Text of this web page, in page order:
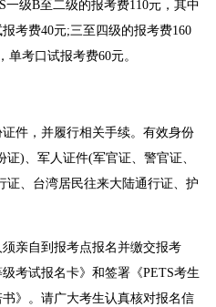
一级B至二级的报考费110元，其中
考费40元;三至四级的报考费160
单考口试报考费60元。
件，并履行相关手续。有效身份
)、军人证件(军官证、警官证、
证、台湾居民往来大陆通行证、护
亲自到报考点报名并缴交报考
考试报名卡》和签署《PETS考生
》。请广大考生认真核对报名信